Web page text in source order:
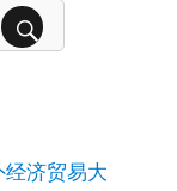
济贸易大